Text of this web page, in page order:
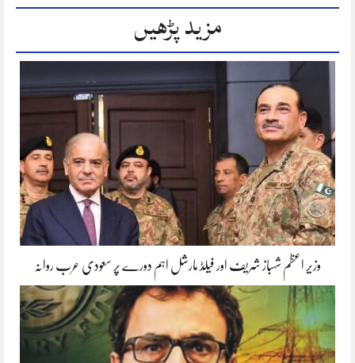
مزید پڑھیں
وزیر اعظم شہباز شریف اور فیلڈ مارشل اہم دورے پر سعودی عرب روانہ